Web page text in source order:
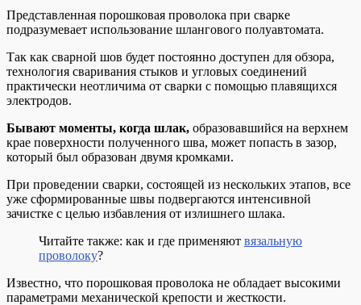
Представленная порошковая проволока при сварке
подразумевает использование шлангового полуавтомата.
Так как сварной шов будет постоянно доступен для обзора,
технология сваривания стыков и угловых соединений
практически неотличима от сварки с помощью плавящихся
электродов.
Бывают моменты, когда шлак, образовавшийся на верхнем
крае поверхности полученного шва, может попасть в зазор,
который был образован двумя кромками.
При проведении сварки, состоящей из нескольких этапов, все
уже сформированные швы подвергаются интенсивной
зачистке с целью избавления от излишнего шлака.
Читайте также: как и где применяют вязальную
проволоку?
Известно, что порошковая проволока не обладает высокими
параметрами механической крепости и жесткости.